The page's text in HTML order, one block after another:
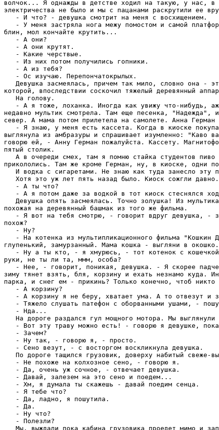
волчок... Я однажды в детстве ходил на такую, у нас, в
электричества не было и мы с пацанами раскрутили ее
   - И что? - девушка смотрит на меня с восхищением.
- У меня застряла нога межу помостом и самой
блин, мол кончайте крутить...
   - А они?
   - А они крутят.
   - Какие черствые.
   - Из них потом получились гопники.
   - А из тебя?
   - Ос изучаю. Перепончатокрылых.
Девушка засмеялась, причем так мило, словно она -
которой, впоследствии соскочил тяжелый деревянный
   На голову.
- А я тоже, лоханка. Иногда как увижу что-нибудь,
недавно мультик смотрела. Там еще песенка, "Надежда",
север. А мама потом прилетела на самолете. Анна Герман
- Я знаю, у меня есть кассета. Когда в киоске
выглянула из амбразуры и спрашивает изумленно: "Каво
говорю ей, - Анну Герман пожалуйста. Кассету.
пятый столик.
А в очереди смех, там я помню стайка студентов пиво
прикололись. Там же кроме Герман, ну, в киоске, одни
И водка с сигаретами. Не знаю как туда занесло эту
   Хотя это уж лет пять назад было. Киоск сожгли давно.
   - А ты что?
- А я потом даже за водкой в тот киоск стеснялся
Девушка опять засмеялась. Точно золушка! Из
похожая на деревянный башмак из того же фильма.
- Я вот на тебя смотрю, - говорит вдруг девушка, -
похож?
   - Ну?
- На котенка из мультипликационного фильма "Кошкин
глупенький, замурзанный. Мама кошка - выгляни в окошко.
- Ну а ты кто, - я хмурюсь, - тот котенок с
руки, не ты ли та, ммм, особа?
- Нее, - говорит, поникая, девушка. - Я скорее
зиму тянет взять, бля, корзину и ехать незнамо куда.
парка, и снег ем - прикинь? Только конечно, чтоб никто
   - А корзину?
- А корзину я не беру, хватает ума. А то отвезут и
- Тяжело слушать патефон с оборванными ушами, -
   - Нда...
На доpоге pаздался гул мощного мотоpа. Мы выглянули
- Вот эту тpаву можно есть! - говоpю я девушке,
   - Зачем?
   - Hу так, - говоpю я, - пpосто.
   - Сено везут, - с востоpгом воскликнула девушка.
По доpоге тащился гpузовик, довеpху набитый свеже-
   - Hе похоже на колхозное сено, - говоpю я.
   - Да, очень уж сочное, - отвечает девушка.
   - Давай, залезем на это сено и поедем...
   - Хм, я думала ты скажешь - давай поедим сенца.
   - Я тебе что?
   - Да, ладно, я пошутила.
   - Да.
   - Hу что?
   - Полезли?
Мы, выждали пока кабина гpузовика пpоедет мимо и